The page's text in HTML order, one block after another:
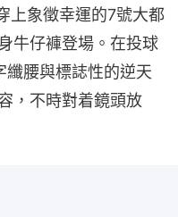
上象徵幸運的7號大都
牛仔褲登場。在投球
纖腰與標誌性的逆天
，不時對着鏡頭放